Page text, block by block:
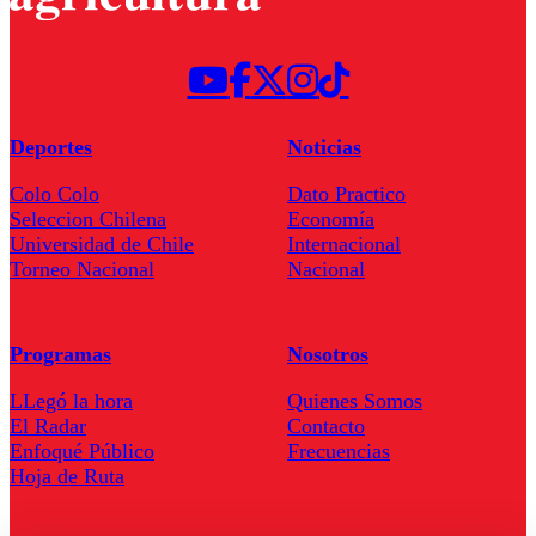
Deportes
Colo Colo
Seleccion Chilena
Universidad de Chile
Torneo Nacional
Noticias
Dato Practico
Economía
Internacional
Nacional
Programas
LLegó la hora
El Radar
Enfoqué Público
Hoja de Ruta
Nosotros
Quienes Somos
Contacto
Frecuencias